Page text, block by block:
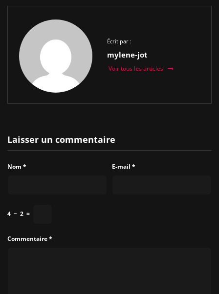
Écrit par :
mylene-jot
Voir tous les articles
Laisser un commentaire
Nom * E-mail *
4 − 2 =
Commentaire*